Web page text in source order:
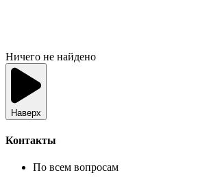
Ничего не найдено
Наверх
Контакты
По всем вопросам